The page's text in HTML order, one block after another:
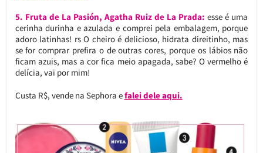
5. Fruta de La Pasión, Agatha Ruiz de La Prada: esse é uma
cerinha durinha e azulada e comprei pela embalagem, porque
adoro latinhas! rs O cheiro é delicioso, hidrata direitinho, mas
se for comprar prefira o de outras cores, porque os lábios não
ficam azuis, mas a cor fica meio apagada, sabe? O vermelho é
delícia, vai por mim!
Custa R$, vende na Sephora efalei dele aqui.